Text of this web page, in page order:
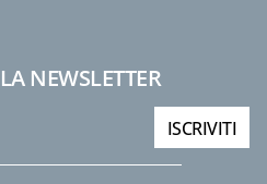
NEWSLETTER
ISCRIVITI